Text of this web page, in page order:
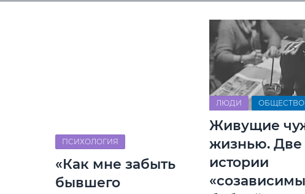
ПСИХОЛОГИЯ
«Как мне забыть
бывшего
ЛЮДИ ОБЩЕСТВО
Живущие
жизнью. Две
истории